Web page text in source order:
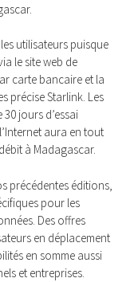
utilisateurs puisque
le site web de
carte bancaire et la
précise Starlink. Les
jours d’essai
aura en tout
à Madagascar.
précédentes éditions,
pour les
Des offres
en déplacement
en somme aussi
et entreprises.